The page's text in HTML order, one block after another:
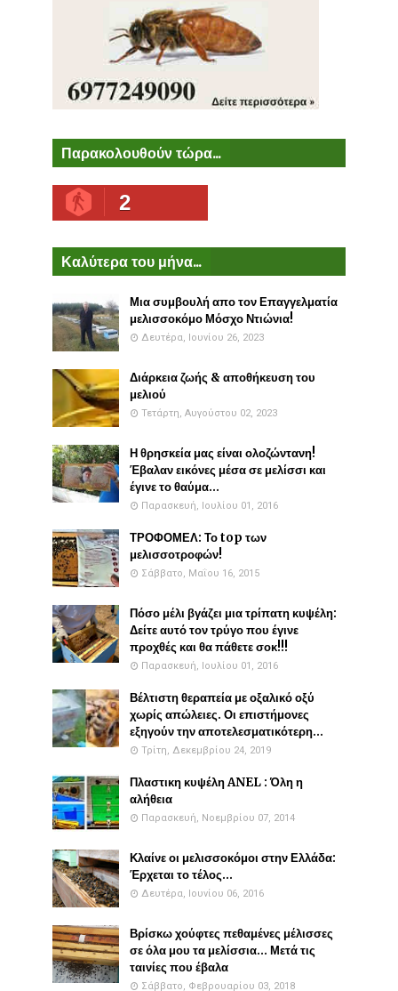
Παρακολουθούν τώρα...
2
Καλύτερα του μήνα...
Μια συμβουλή απο τον Επαγγελματία
μελισσοκόμο Μόσχο Ντιώνια!
Δευτέρα, Ιουνίου 26, 2023
Διάρκεια ζωής & αποθήκευση του
μελιού
Τετάρτη, Αυγούστου 02, 2023
Η θρησκεία μας είναι ολοζώντανη!
Έβαλαν εικόνες μέσα σε μελίσσι και
έγινε το θαύμα...
Παρασκευή, Ιουλίου 01, 2016
ΤΡΟΦΟΜΕΛ: Το top των
μελισσοτροφών!
Σάββατο, Μαΐου 16, 2015
Πόσο μέλι βγάζει μια τρίπατη κυψέλη:
Δείτε αυτό τον τρύγο που έγινε
προχθές και θα πάθετε σοκ!!!
Παρασκευή, Ιουλίου 01, 2016
Βέλτιστη θεραπεία με οξαλικό οξύ
χωρίς απώλειες. Οι επιστήμονες
εξηγούν την αποτελεσματικότερη...
Τρίτη, Δεκεμβρίου 24, 2019
Πλαστικη κυψέλη ANEL : Όλη η
αλήθεια
Παρασκευή, Νοεμβρίου 07, 2014
Κλαίνε οι μελισσοκόμοι στην Ελλάδα:
Έρχεται το τέλος...
Δευτέρα, Ιουνίου 06, 2016
Βρίσκω χούφτες πεθαμένες μέλισσες
σε όλα μου τα μελίσσια... Μετά τις
ταινίες που έβαλα
Σάββατο, Φεβρουαρίου 03, 2018